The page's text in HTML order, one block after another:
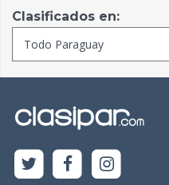
Clasificados en: